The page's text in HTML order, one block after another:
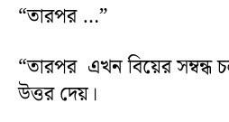
“তারপর …”
“তারপর এখন বিয়ের সম্বন্ধ
উত্তর দেয়।